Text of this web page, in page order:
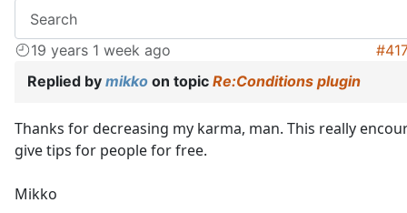
19 years 1 week ago
Replied by mikko on topic Re:Conditions plugin
Thanks for decreasing my karma, man. This really
give tips for people for free.
Mikko